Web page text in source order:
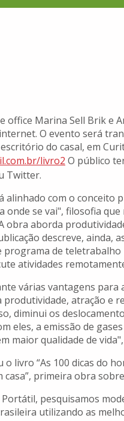
office Marina Sell Brik e
O evento será
do casal, em
livro2 O público
Twitter.
alinhado com o
onde se vai", filosofia
obra aborda
descreve, ainda,
de
atividades
várias vantagens para
atração e
diminui os
eles, a emissão de
maior qualidade de
o livro “As 100 dicas do
primeira obra
pesquisamos
utilizando as